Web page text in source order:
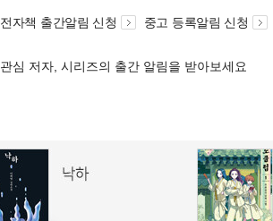
전자책 출간알림 신청 중고 등록알림 신청
관심 저자, 시리즈의 출간 알림을 받아보세요